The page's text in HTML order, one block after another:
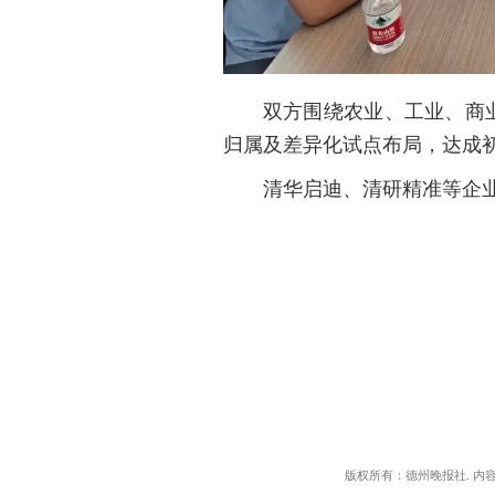
双方围绕农业、工业、
归属及差异化试点布局，达成
清华启迪、清研精准等企
版权所有：德州晚报社. 内